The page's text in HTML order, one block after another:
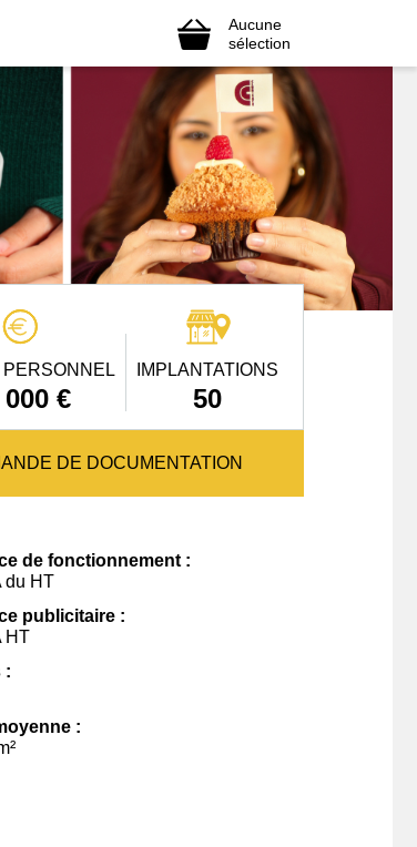
Aucune
sélection
000 €
IMPLANTATIONS
50
DE DOCUMENTATION
de fonctionnement :
du HT
publicitaire :
HT
:
: